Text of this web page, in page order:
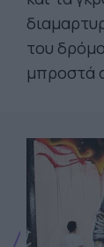
του
μπροστά